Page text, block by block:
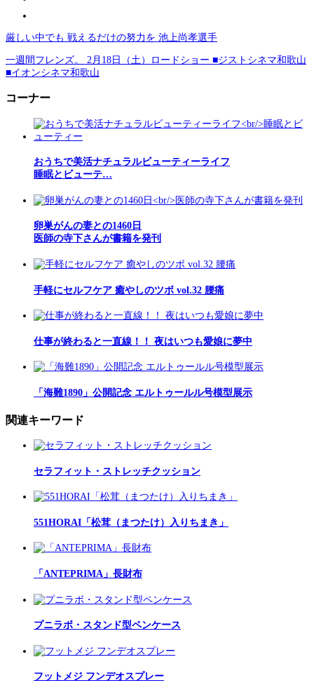
厳しい中でも 戦えるだけの努力を 池上尚孝選手
一週間フレンズ。 2月18日（土）ロードショー ■ジストシネマ和歌山
■イオンシネマ和歌山
コーナー
おうちで美活ナチュラルビューティーライフ
睡眠とビューテ…
卵巣がんの妻との1460日
医師の寺下さんが書籍を発刊
手軽にセルフケア 癒やしのツボ vol.32 腰痛
仕事が終わると一直線！！ 夜はいつも愛娘に夢中
「海難1890」公開記念 エルトゥールル号模型展示
関連キーワード
セラフィット・ストレッチクッション
551HORAI「松茸（まつたけ）入りちまき」
「ANTEPRIMA」長財布
プニラボ・スタンド型ペンケース
フットメジ フンデオスプレー